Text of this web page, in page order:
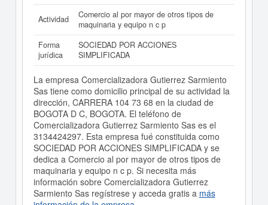
Actividad
Comercio al por mayor de otros tipos de
maquinaria y equipo n c p
Forma
jurídica
SOCIEDAD POR ACCIONES
SIMPLIFICADA
La empresa Comercializadora Gutierrez Sarmiento
Sas tiene como domicilio principal de su actividad la
dirección, CARRERA 104 73 68 en la ciudad de
BOGOTA D C, BOGOTA. El teléfono de
Comercializadora Gutierrez Sarmiento Sas es el
3134424297. Esta empresa fué constituida como
SOCIEDAD POR ACCIONES SIMPLIFICADA y se
dedica a Comercio al por mayor de otros tipos de
maquinaria y equipo n c p. Si necesita más
información sobre Comercializadora Gutierrez
Sarmiento Sas regístrese y acceda gratis a más